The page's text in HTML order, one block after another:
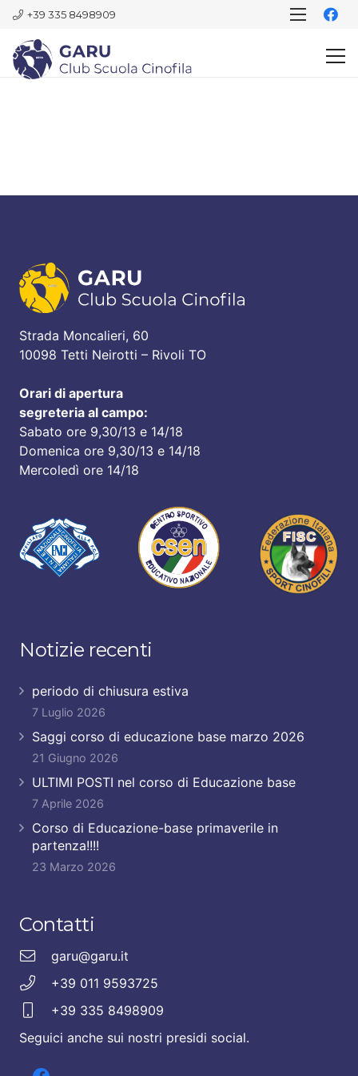
+39 335 8498909
Strada Moncalieri, 60
10098 Tetti Neirotti – Rivoli TO
Orari di apertura
segreteria al campo:
Sabato ore 9,30/13 e 14/18
Domenica ore 9,30/13 e 14/18
Mercoledì ore 14/18
Notizie recenti
periodo di chiusura estiva
7 Luglio 2026
Saggi corso di educazione base marzo 2026
21 Giugno 2026
ULTIMI POSTI nel corso di Educazione base
7 Aprile 2026
Corso di Educazione-base primaverile in
partenza!!!!
23 Marzo 2026
Contatti
garu@garu.it
+39 011 9593725
+39 335 8498909
Seguici anche sui nostri presidi social.